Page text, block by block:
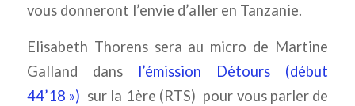
vous donneront l’envie d’aller en Tanzanie.
Elisabeth Thorens sera au micro de Martine
Galland dans l’émission Détours (début
44’18 ») sur la 1ère (RTS) pour vous parler de